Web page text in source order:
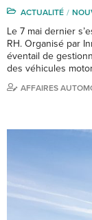
ACTUALITÉ
Le 7 mai dernier
RH. Organisé par
éventail de
des véhicules
AFFAIRES